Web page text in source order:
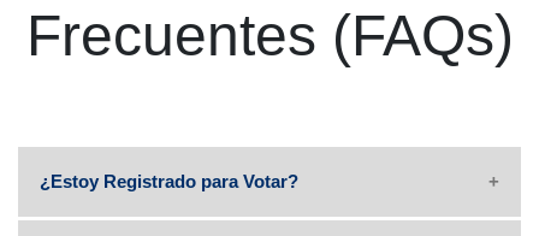
Frecuentes (FAQs)
¿Estoy Registrado para Votar?